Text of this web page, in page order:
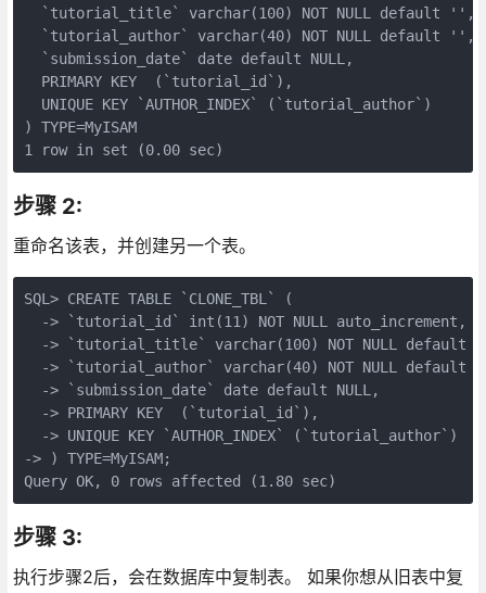
  `tutorial_title` varchar(100) NOT NULL default '',
  `tutorial_author` varchar(40) NOT NULL default '',
  `submission_date` date default NULL,
  PRIMARY KEY  (`tutorial_id`),
  UNIQUE KEY `AUTHOR_INDEX` (`tutorial_author`)
) TYPE=MyISAM
步骤 2:
重命名该表，并创建另一个表。
SQL> CREATE TABLE `CLONE_TBL` (
  -> `tutorial_id` int(11) NOT NULL auto_increment,
-> `tutorial_title` varchar(100) NOT NULL default
-> `tutorial_author` varchar(40) NOT NULL default
  -> `submission_date` date default NULL,
  -> PRIMARY KEY  (`tutorial_id`),
  -> UNIQUE KEY `AUTHOR_INDEX` (`tutorial_author`)
-> ) TYPE=MyISAM;
步骤 3:
执行步骤2后，会在数据库中复制表。 如果你想从旧表中复